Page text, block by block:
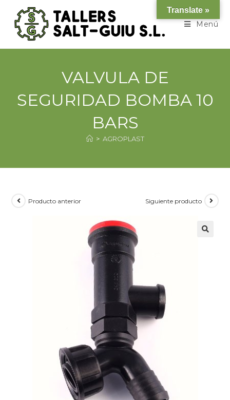
Menú
VALVULA DE
SEGURIDAD BOMBA 10
BARS
> AGROPLAST
Producto anterior Siguiente producto
Translate »